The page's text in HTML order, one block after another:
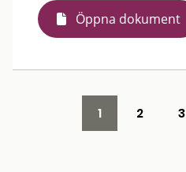
Öppna dokument
1 2 3